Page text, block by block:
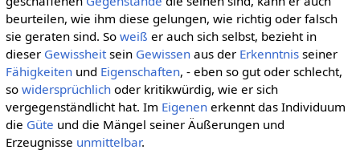
beurteilen, wie ihm diese gelungen, wie richtig oder falsch
sie geraten sind. So weiß er auch sich selbst, bezieht in
dieser Gewissheitsein Gewissenaus der Erkenntnisseiner
Fähigkeitenund Eigenschaften, - eben so gut oder schlecht,
so widersprüchlichoder kritikwürdig, wie er sich
vergegenständlicht hat. Im Eigenenerkennt das Individuum
die Güte und die Mängel seiner Äußerungen und
Erzeugnisse unmittelbar.